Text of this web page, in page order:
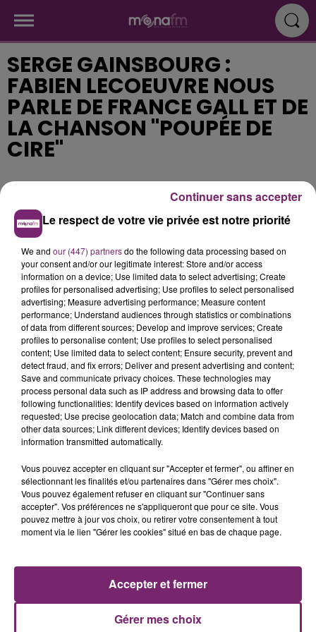
SERGE GAINSBOURG :
FABIEN LECOEUVRE NOUS
PARLE DE FRANCE GALL ET DE
LA CHANSON "POUPÉE DE
CIRE"
Publié : 30 novembre 2020 à 9h59
ACTUS RADIO
PODCASTS
JEUX
PHOTOS PUBLICITÉ
Le respect de votre vie privée est notre priorité
We and our (447) partnersdo the following data processing based on
your consent and/or our legitimate interest: Store and/or access
information on a device; Use limited data to select advertising; Create
profiles for personalised advertising; Use profiles to select personalised
advertising; Measure advertising performance; Measure content
performance; Understand audiences through statistics or combinations
of data from different sources; Develop and improve services; Create
profiles to personalise content; Use profiles to select personalised
content; Use limited data to select content; Ensure security, prevent and
detect fraud, and fix errors; Deliver and present advertising and content;
Save and communicate privacy choices. These technologies may
process personal data such as IP address and browsing data to offer
following functionalities: Identify devices based on information actively
requested; Use precise geolocation data; Match and combine data from
other data sources; Link different devices; Identify devices based on
information transmitted automatically.
Vous pouvez accepter en cliquant sur "Accepter et fermer", ou affiner en
sélectionnant les finalités et/ou partenaires dans "Gérer mes choix".
Vous pouvez également refuser en cliquant sur "Continuer sans
accepter". Vos préférences ne s'appliqueront que pour ce site. Vous
pouvez mettre à jour vos choix, ou retirer votre consentement à tout
moment via le lien "Gérer les cookies" situé en bas de chaque page.
Gérer mes choix
Accepter et fermer
Continuer sans accepter